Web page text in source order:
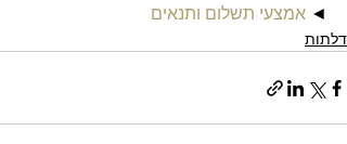
◄ אמצעי תשלום ותנאים
דלתות